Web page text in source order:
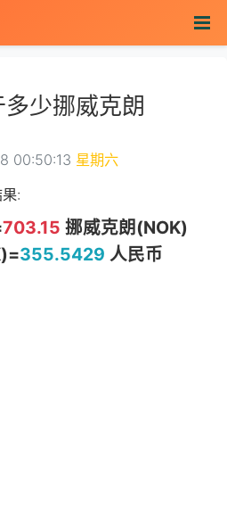
少挪威克朗
00:50:13 星期六
:
703.15 挪威克朗(NOK)
355.5429 人民币